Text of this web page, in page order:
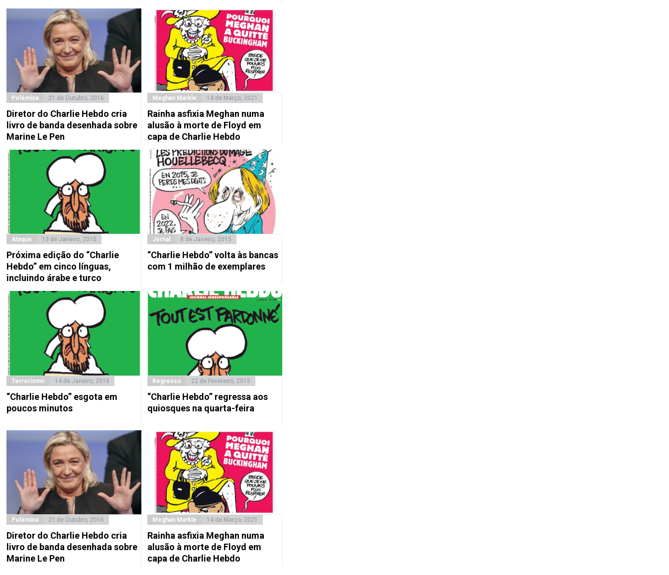
Polémica 21 de Outubro, 2016
Diretor do Charlie Hebdo cria
livro de banda desenhada sobre
Marine Le Pen
Meghan Markle 14 de Março, 2021
Rainha asfixia Meghan numa
alusão à morte de Floyd em
capa de Charlie Hebdo
Ataque 13 de Janeiro, 2015
Próxima edição do “Charlie
Hebdo” em cinco línguas,
incluindo árabe e turco
Jornal 8 de Janeiro, 2015
“Charlie Hebdo” volta às bancas
com 1 milhão de exemplares
Terrorismo 14 de Janeiro, 2015
“Charlie Hebdo” esgota em
poucos minutos
Regresso 22 de Fevereiro, 2015
“Charlie Hebdo” regressa aos
quiosques na quarta-feira
Polémica 21 de Outubro, 2016
Diretor do Charlie Hebdo cria
livro de banda desenhada sobre
Marine Le Pen
Meghan Markle 14 de Março, 2021
Rainha asfixia Meghan numa
alusão à morte de Floyd em
capa de Charlie Hebdo